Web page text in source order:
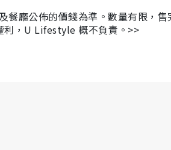
餐廳公佈的價錢為準。數量有限，售
利，U Lifestyle 概不負責。>>